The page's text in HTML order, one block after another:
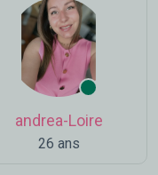
andrea-Loire
26 ans